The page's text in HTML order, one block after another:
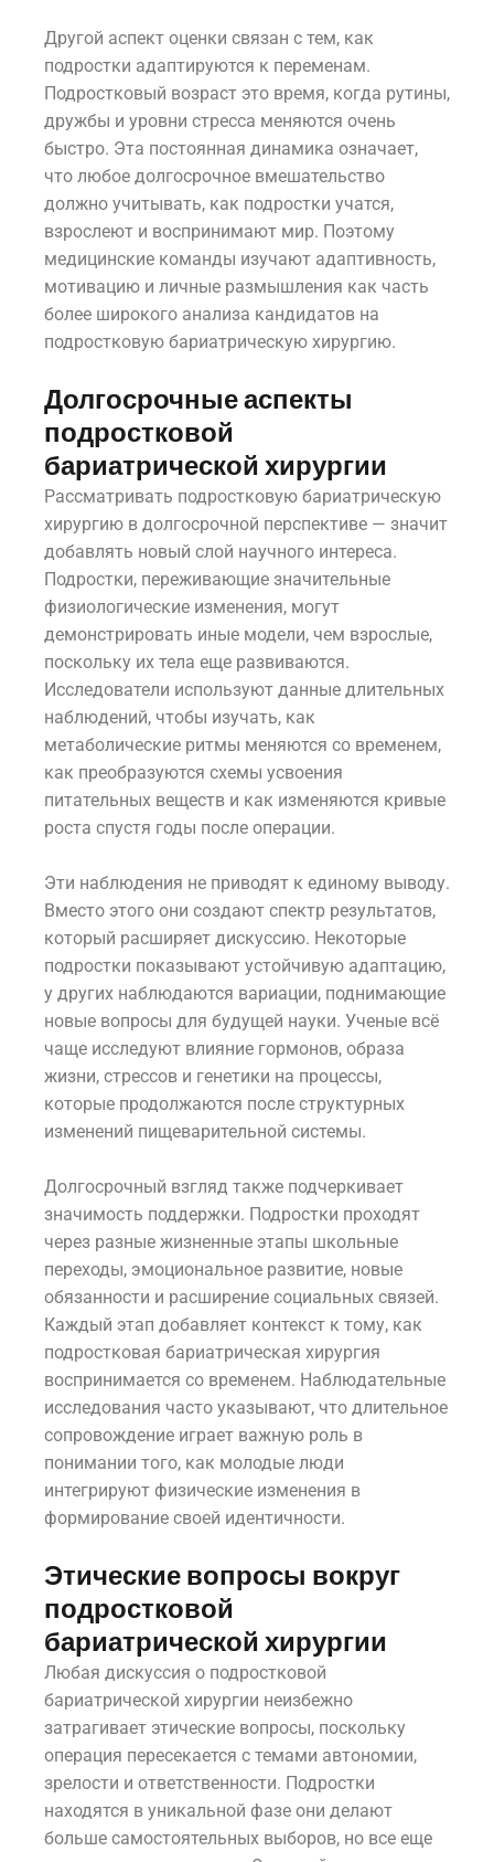
Другой аспект оценки связан с тем, как
подростки адаптируются к переменам.
Подростковый возраст это время, когда рутины,
дружбы и уровни стресса меняются очень
быстро. Эта постоянная динамика означает,
что любое долгосрочное вмешательство
должно учитывать, как подростки учатся,
взрослеют и воспринимают мир. Поэтому
медицинские команды изучают адаптивность,
мотивацию и личные размышления как часть
более широкого анализа кандидатов на
подростковую бариатрическую хирургию.
Долгосрочные аспекты
подростковой
бариатрической хирургии
Рассматривать подростковую бариатрическую
хирургию в долгосрочной перспективе — значит
добавлять новый слой научного интереса.
Подростки, переживающие значительные
физиологические изменения, могут
демонстрировать иные модели, чем взрослые,
поскольку их тела еще развиваются.
Исследователи используют данные длительных
наблюдений, чтобы изучать, как
метаболические ритмы меняются со временем,
как преобразуются схемы усвоения
питательных веществ и как изменяются кривые
роста спустя годы после операции.
Эти наблюдения не приводят к единому выводу.
Вместо этого они создают спектр результатов,
который расширяет дискуссию. Некоторые
подростки показывают устойчивую адаптацию,
у других наблюдаются вариации, поднимающие
новые вопросы для будущей науки. Ученые всё
чаще исследуют влияние гормонов, образа
жизни, стрессов и генетики на процессы,
которые продолжаются после структурных
изменений пищеварительной системы.
Долгосрочный взгляд также подчеркивает
значимость поддержки. Подростки проходят
через разные жизненные этапы школьные
переходы, эмоциональное развитие, новые
обязанности и расширение социальных связей.
Каждый этап добавляет контекст к тому, как
подростковая бариатрическая хирургия
воспринимается со временем. Наблюдательные
исследования часто указывают, что длительное
сопровождение играет важную роль в
понимании того, как молодые люди
интегрируют физические изменения в
формирование своей идентичности.
Этические вопросы вокруг
подростковой
бариатрической хирургии
Любая дискуссия о подростковой
бариатрической хирургии неизбежно
затрагивает этические вопросы, поскольку
операция пересекается с темами автономии,
зрелости и ответственности. Подростки
находятся в уникальной фазе они делают
больше самостоятельных выборов, но все еще